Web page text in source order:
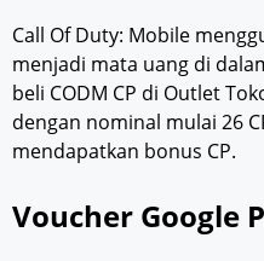
Call Of Duty: Mobile
menjadi mata uang di
beli CODM CP di Outlet
dengan nominal mulai 26
mendapatkan bonus CP.
Voucher Google